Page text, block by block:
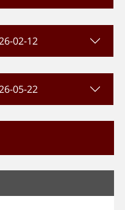
02-12
05-22